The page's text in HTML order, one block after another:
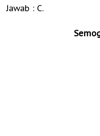
Jawab : C.